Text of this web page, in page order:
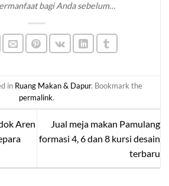
bagi Anda sebelum
produk katalog
di website
klik tombol WA untuk info lebih
in Ruang Makan & Dapur. Bookmark the
permalink.
Aren
Jual meja makan Pamulang
formasi 4, 6 dan 8 kursi desain
terbaru